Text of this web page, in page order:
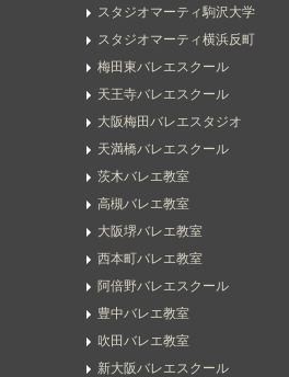
スタジオマーティ駒沢大学
スタジオマーティ横浜反町
梅田東バレエスクール
天王寺バレエスクール
大阪梅田バレエスタジオ
天満橋バレエスクール
茨木バレエ教室
高槻バレエ教室
大阪堺バレエ教室
西本町バレエ教室
阿倍野バレエスクール
豊中バレエ教室
吹田バレエ教室
新大阪バレエスクール